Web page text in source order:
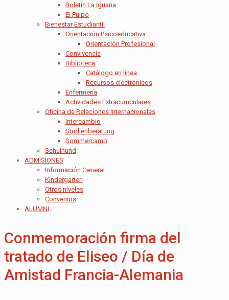
Boletín La Iguana
El Pulpo
Bienestar Estudiantil
Orientación Psicoeducativa
Orientación Profesional
Convivencia
Biblioteca
Catálogo en línea
Recursos electrónicos
Enfermería
Actividades Extracurriculares
Oficina de Relaciones Internacionales
Intercambio
Studienberatung
Sommercamp
Schulhund
ADMISIONES
Información General
Kindergarten
Otros niveles
Convenios
ALUMNI
Conmemoración firma del
tratado de Eliseo / Día de
Amistad Francia-Alemania